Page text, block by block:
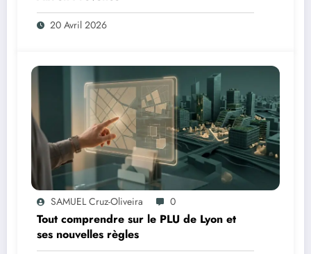
20 Avril 2026
SAMUEL Cruz-Oliveira 0
Tout comprendre sur le PLU de Lyon et
ses nouvelles règles